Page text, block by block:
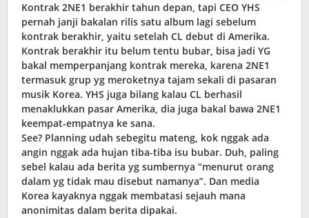
Kontrak 2NE1 berakhir tahun depan, tapi CEO YHS
pernah janji bakalan rilis satu album lagi sebelum
kontrak berakhir, yaitu setelah CL debut di Amerika.
Kontrak berakhir itu belum tentu bubar, bisa jadi YG
bakal memperpanjang kontrak mereka, karena 2NE1
termasuk grup yg meroketnya tajam sekali di pasaran
musik Korea. YHS juga bilang kalau CL berhasil
menaklukkan pasar Amerika, dia juga bakal bawa 2NE1
keempat-empatnya ke sana.
See? Planning udah sebegitu mateng, kok nggak ada
angin nggak ada hujan tiba-tiba isu bubar. Duh, paling
sebel kalau ada berita yg sumbernya “menurut orang
dalam yg tidak mau disebut namanya”. Dan media
Korea kayaknya nggak membatasi sejauh mana
anonimitas dalam berita dipakai.